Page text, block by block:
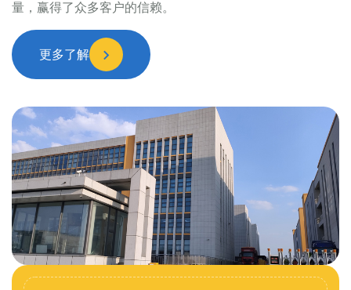
量，赢得了众多客户的信赖。
更多了解